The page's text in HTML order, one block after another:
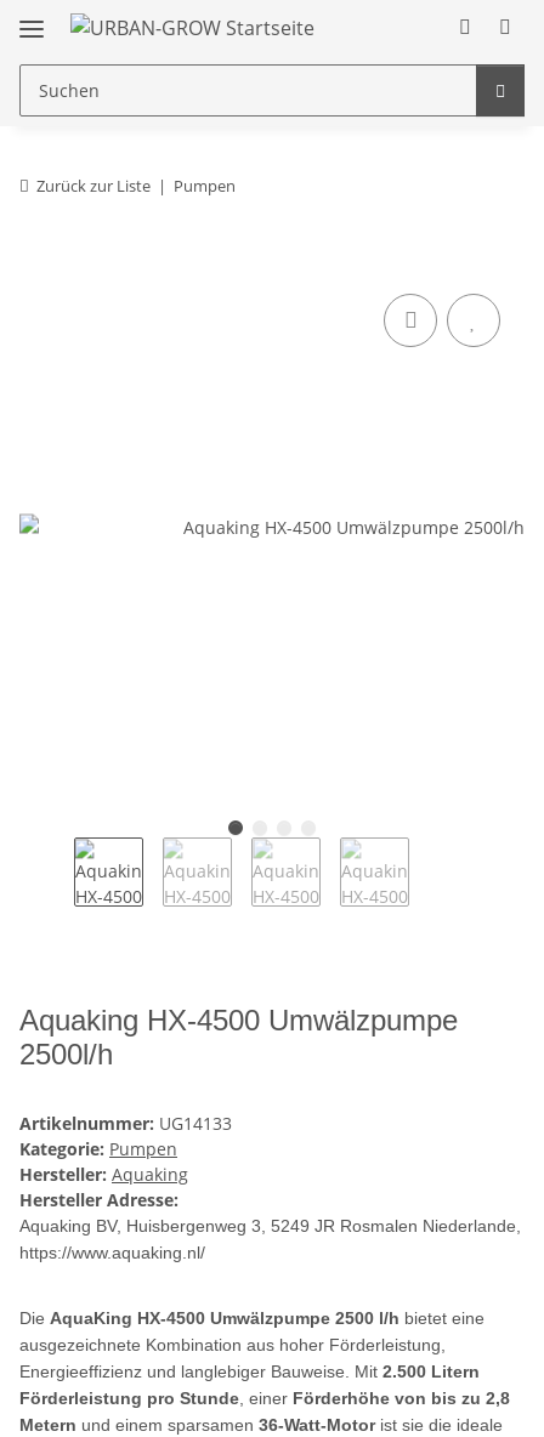
Zurück zur Liste Pumpen
Aquaking HX-4500 Umwälzpumpe
2500l/h
Artikelnummer: UG14133
Kategorie: Pumpen
Hersteller: Aquaking
Hersteller Adresse:
Aquaking BV, Huisbergenweg 3, 5249 JR Rosmalen Niederlande,
https://www.aquaking.nl/
Die AquaKing HX-4500 Umwälzpumpe 2500 l/h bietet eine
ausgezeichnete Kombination aus hoher Förderleistung,
Energieeffizienz und langlebiger Bauweise. Mit 2.500 Litern
Förderleistung pro Stunde, einer Förderhöhe von bis zu 2,8
Metern und einem sparsamen 36-Watt-Motorist sie die ideale